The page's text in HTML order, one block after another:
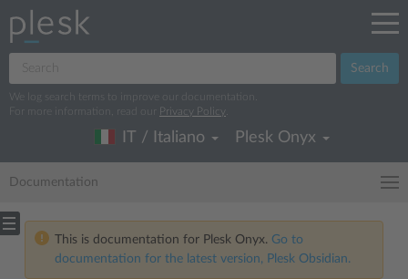
Search
We log search terms to improve our documentation.
For more information, read our
Privacy Policy
IT / Italiano Plesk Onyx
Documentation
This is documentation for Plesk Onyx. Go to
documentation for the latest version, Plesk Obsidian.